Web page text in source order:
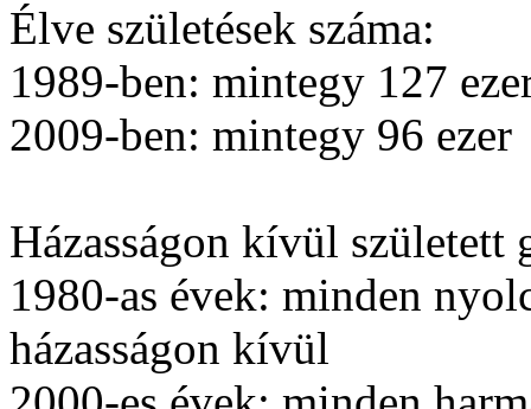
Élve születések száma:
1989-ben: mintegy 127
2009-ben: mintegy 96 ezer
Házasságon kívül született
1980-as évek: minden
házasságon kívül